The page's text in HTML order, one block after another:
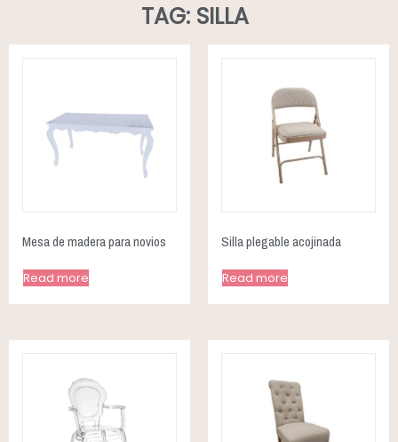
TAG: SILLA
Mesa de madera para novios
Read more
Silla plegable acojinada
Read more